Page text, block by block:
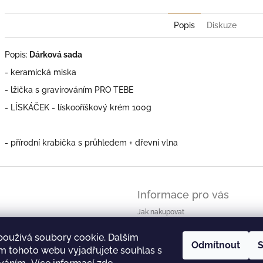
soubory cookie. Dalším
tohoto webu vyjadřujete souhlas s
Odmítnout
Popis Diskuze
Popis: Dárková sada
- keramická miska
- lžička s gravírováním PRO TEBE
- LÍSKÁČEK - lískooříškový krém 100g
- přírodní krabička s průhledem + dřevní vlna
Informace pro vás
Jak nakupovat
Obchodní podmínky
Podmínky ochrany osobních údajů